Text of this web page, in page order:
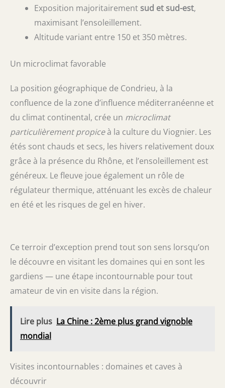
Exposition majoritairement sud et sud-est,
maximisant l’ensoleillement.
Altitude variant entre 150 et 350 mètres.
Un microclimat favorable
La position géographique de Condrieu, à la
confluence de la zone d’influence méditerranéenne et
du climat continental, crée un microclimat
particulièrement propiceà la culture du Viognier. Les
étés sont chauds et secs, les hivers relativement doux
grâce à la présence du Rhône, et l’ensoleillement est
généreux. Le fleuve joue également un rôle de
régulateur thermique, atténuant les excès de chaleur
en été et les risques de gel en hiver.
Ce terroir d’exception prend tout son sens lorsqu’on
le découvre en visitant les domaines qui en sont les
gardiens — une étape incontournable pour tout
amateur de vin en visite dans la région.
Lire plus La Chine : 2ème plus grand vignoble
mondial
Visites incontournables : domaines et caves à
découvrir